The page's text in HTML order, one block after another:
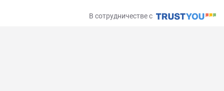
В сотрудничестве с